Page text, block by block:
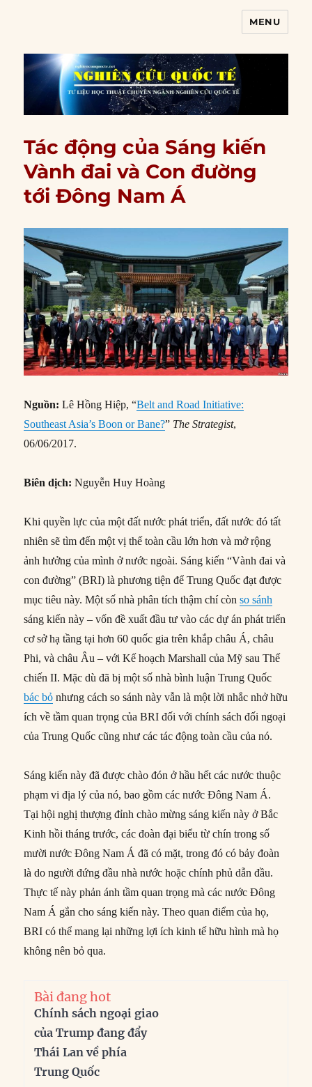
MENU
Tác động của Sáng kiến
Vành đai và Con đường
tới Đông Nam Á
Nguồn: Lê Hồng Hiệp, “Belt and Road Initiative:
Southeast Asia’s Boon or Bane?” The Strategist,
06/06/2017.
Biên dịch: Nguyễn Huy Hoàng
Khi quyền lực của một đất nước phát triển, đất nước đó tất
nhiên sẽ tìm đến một vị thế toàn cầu lớn hơn và mở rộng
ảnh hưởng của mình ở nước ngoài. Sáng kiến “Vành đai và
con đường” (BRI) là phương tiện để Trung Quốc đạt được
mục tiêu này. Một số nhà phân tích thậm chí cònso sánh
sáng kiến này – vốn đề xuất đầu tư vào các dự án phát triển
cơ sở hạ tầng tại hơn 60 quốc gia trên khắp châu Á, châu
Phi, và châu Âu – với Kế hoạch Marshall của Mỹ sau Thế
chiến II. Mặc dù đã bị một số nhà bình luận Trung Quốc
bác bỏ nhưng cách so sánh này vẫn là một lời nhắc nhở hữu
ích về tầm quan trọng của BRI đối với chính sách đối ngoại
của Trung Quốc cũng như các tác động toàn cầu của nó.
Sáng kiến này đã được chào đón ở hầu hết các nước thuộc
phạm vi địa lý của nó, bao gồm các nước Đông Nam Á.
Tại hội nghị thượng đỉnh chào mừng sáng kiến này ở Bắc
Kinh hồi tháng trước, các đoàn đại biểu từ chín trong số
mười nước Đông Nam Á đã có mặt, trong đó có bảy đoàn
là do người đứng đầu nhà nước hoặc chính phủ dẫn đầu.
Thực tế này phản ánh tầm quan trọng mà các nước Đông
Nam Á gắn cho sáng kiến này. Theo quan điểm của họ,
BRI có thể mang lại những lợi ích kinh tế hữu hình mà họ
không nên bỏ qua.
Bài đang hot
Chính sách ngoại giao
của Trump đang đẩy
Thái Lan về phía
Trung Quốc